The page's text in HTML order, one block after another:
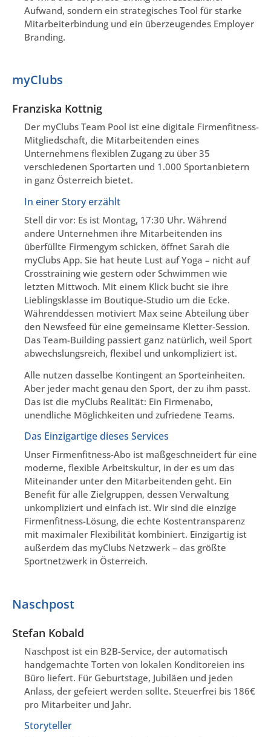
Aufwand, sondern ein strategisches Tool für starke
Mitarbeiterbindung und ein überzeugendes Employer
Branding.
myClubs
Franziska Kottnig
Der myClubs Team Pool ist eine digitale Firmenfitness-
Mitgliedschaft, die Mitarbeitenden eines
Unternehmens flexiblen Zugang zu über 35
verschiedenen Sportarten und 1.000 Sportanbietern
in ganz Österreich bietet.
In einer Story erzählt
Stell dir vor: Es ist Montag, 17:30 Uhr. Während
andere Unternehmen ihre Mitarbeitenden ins
überfüllte Firmengym schicken, öffnet Sarah die
myClubs App. Sie hat heute Lust auf Yoga – nicht auf
Crosstraining wie gestern oder Schwimmen wie
letzten Mittwoch. Mit einem Klick bucht sie ihre
Lieblingsklasse im Boutique-Studio um die Ecke.
Währenddessen motiviert Max seine Abteilung über
den Newsfeed für eine gemeinsame Kletter-Session.
Das Team-Building passiert ganz natürlich, weil Sport
abwechslungsreich, flexibel und unkompliziert ist.
Alle nutzen dasselbe Kontingent an Sporteinheiten.
Aber jeder macht genau den Sport, der zu ihm passt.
Das ist die myClubs Realität: Ein Firmenabo,
unendliche Möglichkeiten und zufriedene Teams.
Das Einzigartige dieses Services
Unser Firmenfitness-Abo ist maßgeschneidert für eine
moderne, flexible Arbeitskultur, in der es um das
Miteinander unter den Mitarbeitenden geht. Ein
Benefit für alle Zielgruppen, dessen Verwaltung
unkompliziert und einfach ist. Wir sind die einzige
Firmenfitness-Lösung, die echte Kostentransparenz
mit maximaler Flexibilität kombiniert. Einzigartig ist
außerdem das myClubs Netzwerk – das größte
Sportnetzwerk in Österreich.
Naschpost
Stefan Kobald
Naschpost ist ein B2B-Service, der automatisch
handgemachte Torten von lokalen Konditoreien ins
Büro liefert. Für Geburtstage, Jubiläen und jeden
Anlass, der gefeiert werden sollte. Steuerfrei bis 186€
pro Mitarbeiter und Jahr.
Storyteller